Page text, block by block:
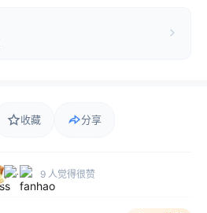
收藏 分享
9 人觉得很赞